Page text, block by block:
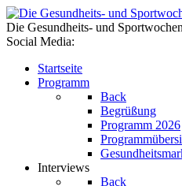
Die Gesundheits- und
Social Media:
Startseite
Programm
Back
Begrüßung
Programm 2026
Interviews
Back